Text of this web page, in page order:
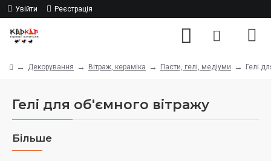
Увійти Реєстрація
Декорування Вітраж, кераміка Пасти, гелі, медіуми Гелі
Гелі для об'ємного вітражу
Більше